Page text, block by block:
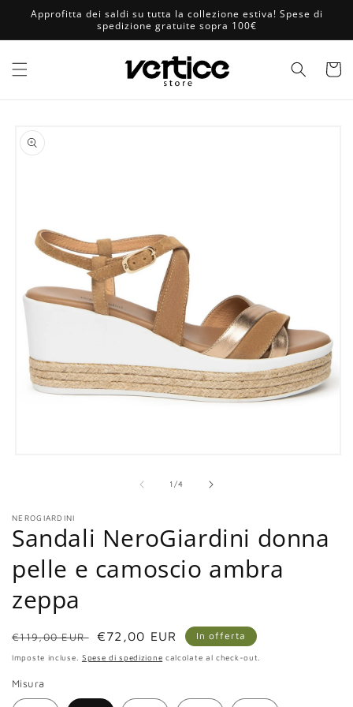
direttamente
Approfitta dei saldi su tutta la collezione estiva! Spese di
spedizione gratuite sopra 100€
Carrello
informazioni
sul prodotto
finestra
modale
1 /su
4
NEROGIARDINI
Sandali NeroGiardini donna
pelle e camoscio ambra
zeppa
Prezzo
di
€119,00 EUR
Prezzo
scontato
€72,00 EUR In offerta
Imposte incluse. Spese di spedizione calcolate al check-out.
Misura